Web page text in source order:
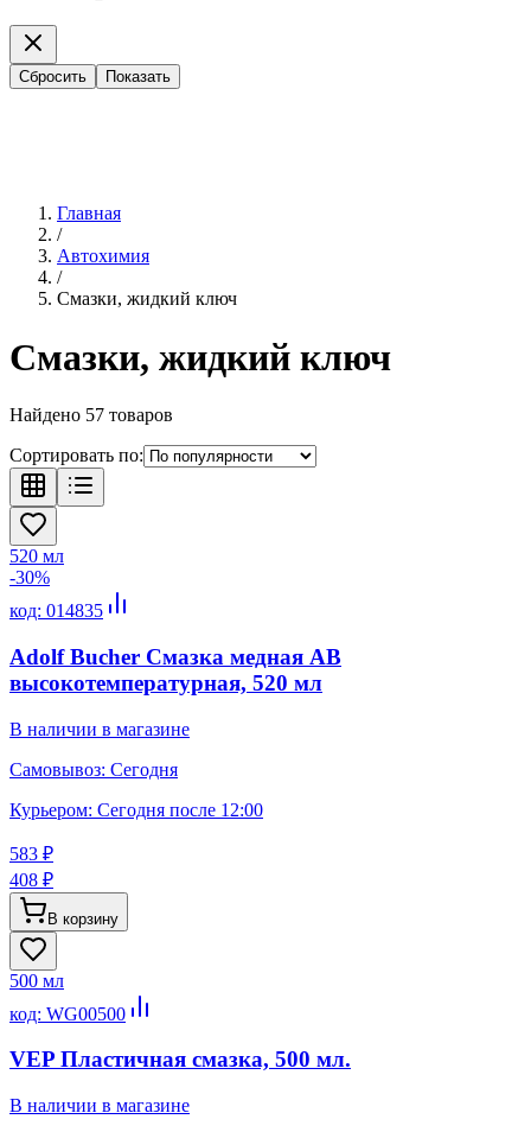
Сбросить Показать
Главная
/
Автохимия
/
Смазки, жидкий ключ
Смазки, жидкий ключ
Найдено 57 товаров
Сортировать по:
520 мл
-30%
код: 014835
Adolf Bucher Смазка медная АВ
высокотемпературная, 520 мл
В наличии в магазине
Самовывоз: Сегодня
Курьером: Сегодня после 12:00
583 ₽
408 ₽
В корзину
500 мл
код: WG00500
VEP Пластичная смазка, 500 мл.
В наличии в магазине